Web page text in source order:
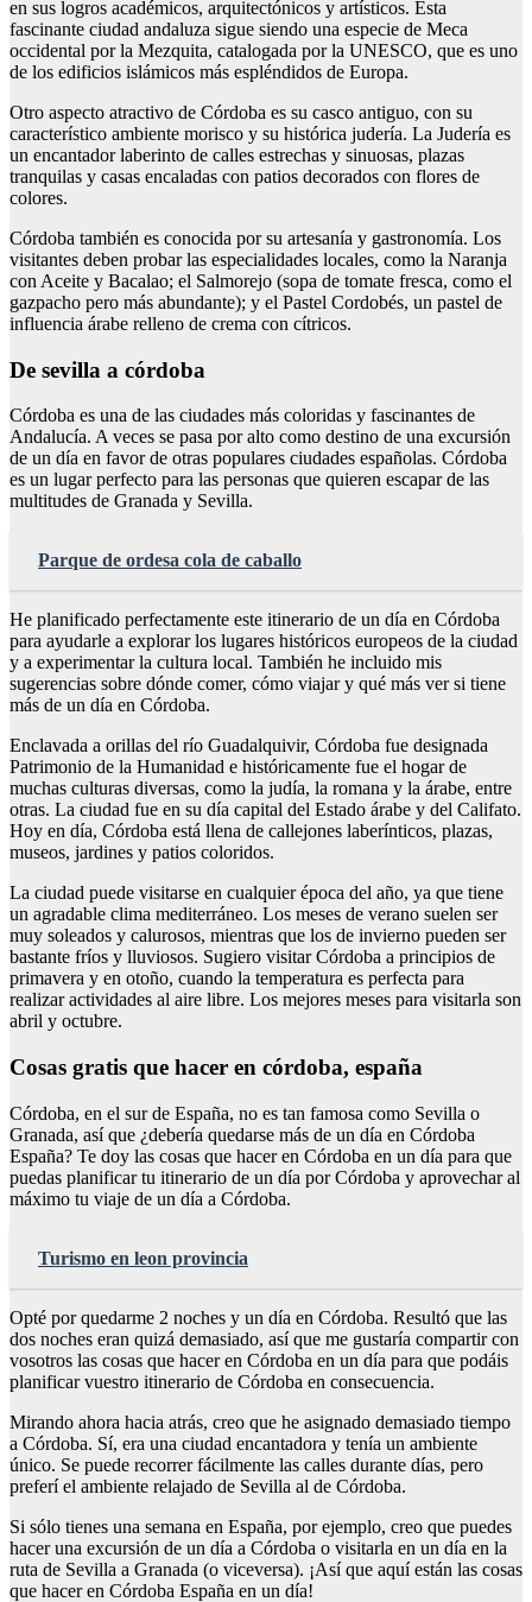
en sus logros académicos, arquitectónicos y artísticos. Esta
fascinante ciudad andaluza sigue siendo una especie de Meca
occidental por la Mezquita, catalogada por la UNESCO, que es uno
de los edificios islámicos más espléndidos de Europa.
Otro aspecto atractivo de Córdoba es su casco antiguo, con su
característico ambiente morisco y su histórica judería. La Judería es
un encantador laberinto de calles estrechas y sinuosas, plazas
tranquilas y casas encaladas con patios decorados con flores de
colores.
Córdoba también es conocida por su artesanía y gastronomía. Los
visitantes deben probar las especialidades locales, como la Naranja
con Aceite y Bacalao; el Salmorejo (sopa de tomate fresca, como el
gazpacho pero más abundante); y el Pastel Cordobés, un pastel de
influencia árabe relleno de crema con cítricos.
De sevilla a córdoba
Córdoba es una de las ciudades más coloridas y fascinantes de
Andalucía. A veces se pasa por alto como destino de una excursión
de un día en favor de otras populares ciudades españolas. Córdoba
es un lugar perfecto para las personas que quieren escapar de las
multitudes de Granada y Sevilla.
Parque de ordesa cola de caballo
He planificado perfectamente este itinerario de un día en Córdoba
para ayudarle a explorar los lugares históricos europeos de la ciudad
y a experimentar la cultura local. También he incluido mis
sugerencias sobre dónde comer, cómo viajar y qué más ver si tiene
más de un día en Córdoba.
Enclavada a orillas del río Guadalquivir, Córdoba fue designada
Patrimonio de la Humanidad e históricamente fue el hogar de
muchas culturas diversas, como la judía, la romana y la árabe, entre
otras. La ciudad fue en su día capital del Estado árabe y del Califato.
Hoy en día, Córdoba está llena de callejones laberínticos, plazas,
museos, jardines y patios coloridos.
La ciudad puede visitarse en cualquier época del año, ya que tiene
un agradable clima mediterráneo. Los meses de verano suelen ser
muy soleados y calurosos, mientras que los de invierno pueden ser
bastante fríos y lluviosos. Sugiero visitar Córdoba a principios de
primavera y en otoño, cuando la temperatura es perfecta para
realizar actividades al aire libre. Los mejores meses para visitarla son
abril y octubre.
Cosas gratis que hacer en córdoba, españa
Córdoba, en el sur de España, no es tan famosa como Sevilla o
Granada, así que ¿debería quedarse más de un día en Córdoba
España? Te doy las cosas que hacer en Córdoba en un día para que
puedas planificar tu itinerario de un día por Córdoba y aprovechar al
máximo tu viaje de un día a Córdoba.
Turismo en leon provincia
Opté por quedarme 2 noches y un día en Córdoba. Resultó que las
dos noches eran quizá demasiado, así que me gustaría compartir con
vosotros las cosas que hacer en Córdoba en un día para que podáis
planificar vuestro itinerario de Córdoba en consecuencia.
Mirando ahora hacia atrás, creo que he asignado demasiado tiempo
a Córdoba. Sí, era una ciudad encantadora y tenía un ambiente
único. Se puede recorrer fácilmente las calles durante días, pero
preferí el ambiente relajado de Sevilla al de Córdoba.
Si sólo tienes una semana en España, por ejemplo, creo que puedes
hacer una excursión de un día a Córdoba o visitarla en un día en la
ruta de Sevilla a Granada (o viceversa). ¡Así que aquí están las cosas
que hacer en Córdoba España en un día!